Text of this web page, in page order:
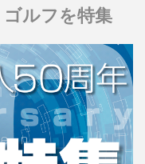
ルフを特集